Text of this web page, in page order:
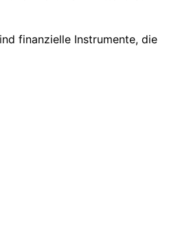
finanzielle Instrumente, die